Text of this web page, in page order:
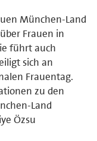
München-Land
Frauen in
führt auch
sich an
Frauentag.
zu den
Land
Özsu